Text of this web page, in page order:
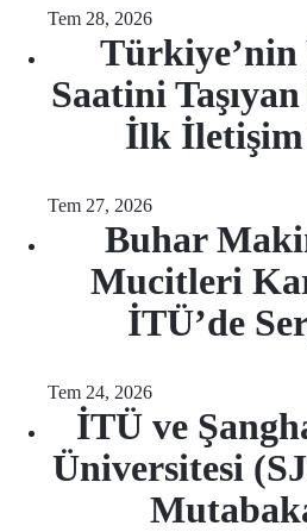
Tem 28, 2026
Saatini
İlk
Tem 27, 2026
Buhar
Mucitleri
İTÜ’de
Tem 24, 2026
İTÜ ve
Üniversitesi